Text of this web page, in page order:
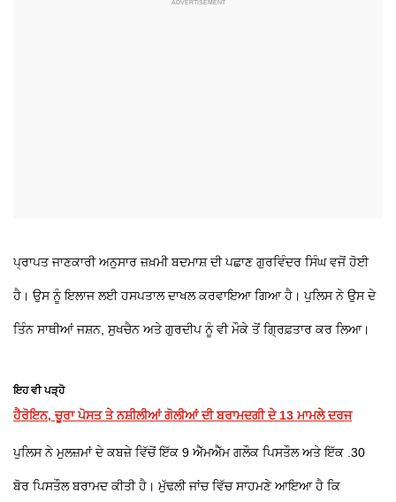
ਪ੍ਰਾਪਤ ਜਾਣਕਾਰੀ ਅਨੁਸਾਰ ਜ਼ਖ਼ਮੀ ਬਦਮਾਸ਼ ਦੀ ਪਛਾਣ ਗੁਰਵਿੰਦਰ ਸਿੰਘ ਵਜੋਂ ਹੋਈ
ਹੈ। ਉਸ ਨੂੰ ਇਲਾਜ ਲਈ ਹਸਪਤਾਲ ਦਾਖਲ ਕਰਵਾਇਆ ਗਿਆ ਹੈ। ਪੁਲਿਸ ਨੇ ਉਸ ਦੇ
ਤਿੰਨ ਸਾਥੀਆਂ ਜਸ਼ਨ, ਸੁਖਚੈਨ ਅਤੇ ਗੁਰਦੀਪ ਨੂੰ ਵੀ ਮੌਕੇ ਤੋਂ ਗ੍ਰਿਫ਼ਤਾਰ ਕਰ ਲਿਆ।
ਇਹ ਵੀ ਪੜ੍ਹੋ
ਹੈਰੋਇਨ, ਚੂਰਾ ਪੋਸਤ ਤੇ ਨਸ਼ੀਲੀਆਂ ਗੋਲੀਆਂ ਦੀ ਬਰਾਮਦਗੀ ਦੇ 13 ਮਾਮਲੇ ਦਰਜ
ਪੁਲਿਸ ਨੇ ਮੁਲਜ਼ਮਾਂ ਦੇ ਕਬਜ਼ੇ ਵਿੱਚੋਂ ਇੱਕ 9 ਐੱਮਐੱਮ ਗਲੌਕ ਪਿਸਤੌਲ ਅਤੇ ਇੱਕ .30
ਬੋਰ ਪਿਸਤੌਲ ਬਰਾਮਦ ਕੀਤੀ ਹੈ। ਮੁੱਢਲੀ ਜਾਂਚ ਵਿੱਚ ਸਾਹਮਣੇ ਆਇਆ ਹੈ ਕਿ